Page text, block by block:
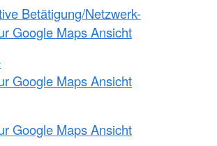
Betätigung/Netzwerk-
Google Maps Ansicht
Google Maps Ansicht
Google Maps Ansicht